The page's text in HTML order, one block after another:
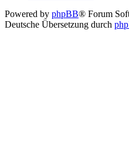
Powered by phpBB® Forum
Deutsche Übersetzung durch